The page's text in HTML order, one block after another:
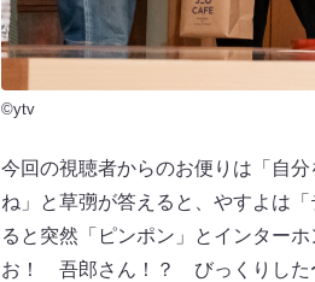
©ytv
今回の視聴者からのお便りは「自
ね」と草彅が答えると、やすよは
ると突然「ピンポン」とインター
お！ 吾郎さん！？ びっくりした